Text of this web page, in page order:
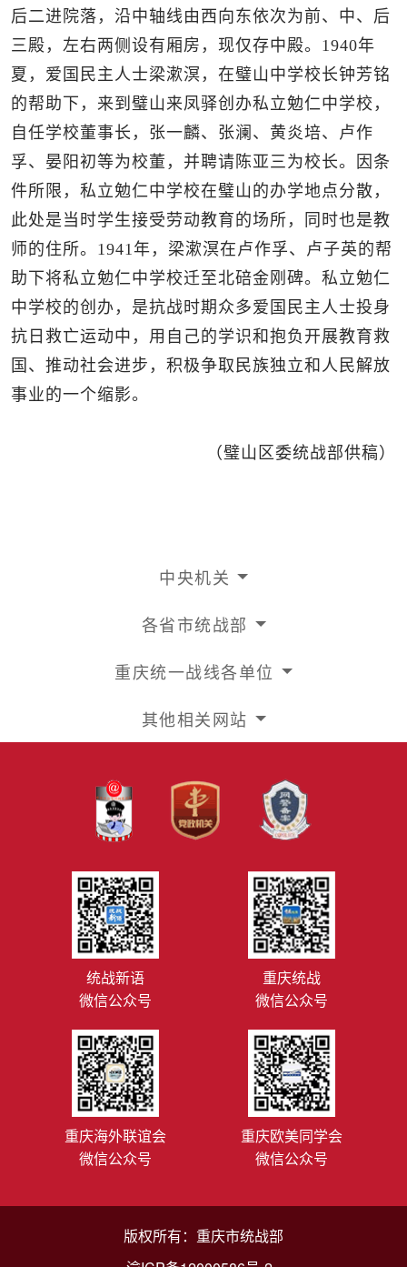
后二进院落，沿中轴线由西向东依次为前、中、后
三殿，左右两侧设有厢房，现仅存中殿。1940年
夏，爱国民主人士梁漱溟，在璧山中学校长钟芳铭
的帮助下，来到璧山来凤驿创办私立勉仁中学校，
自任学校董事长，张一麟、张澜、黄炎培、卢作
孚、晏阳初等为校董，并聘请陈亚三为校长。因条
件所限，私立勉仁中学校在璧山的办学地点分散，
此处是当时学生接受劳动教育的场所，同时也是教
师的住所。1941年，梁漱溟在卢作孚、卢子英的帮
助下将私立勉仁中学校迁至北碚金刚碑。私立勉仁
中学校的创办，是抗战时期众多爱国民主人士投身
抗日救亡运动中，用自己的学识和抱负开展教育救
国、推动社会进步，积极争取民族独立和人民解放
事业的一个缩影。
（璧山区委统战部供稿）
中央机关
各省市统战部
重庆统一战线各单位
其他相关网站
统战新语
微信公众号
重庆统战
微信公众号
重庆海外联谊会
微信公众号
重庆欧美同学会
微信公众号
版权所有：重庆市统战部